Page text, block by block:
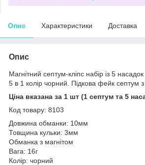
Опис Характеристики Доставка
Опис
Магнітний септум-кліпс набір із 5
5 в 1 колір чорний. Підкова фейк септум з
Ціна вказана за 1 шт (1 септум та 5
Код товару: 8103
Довжина обманки: 10мм
Товщина кульки: 3мм
Обманка з магнітом
Вага: 16г
Колір: чорний